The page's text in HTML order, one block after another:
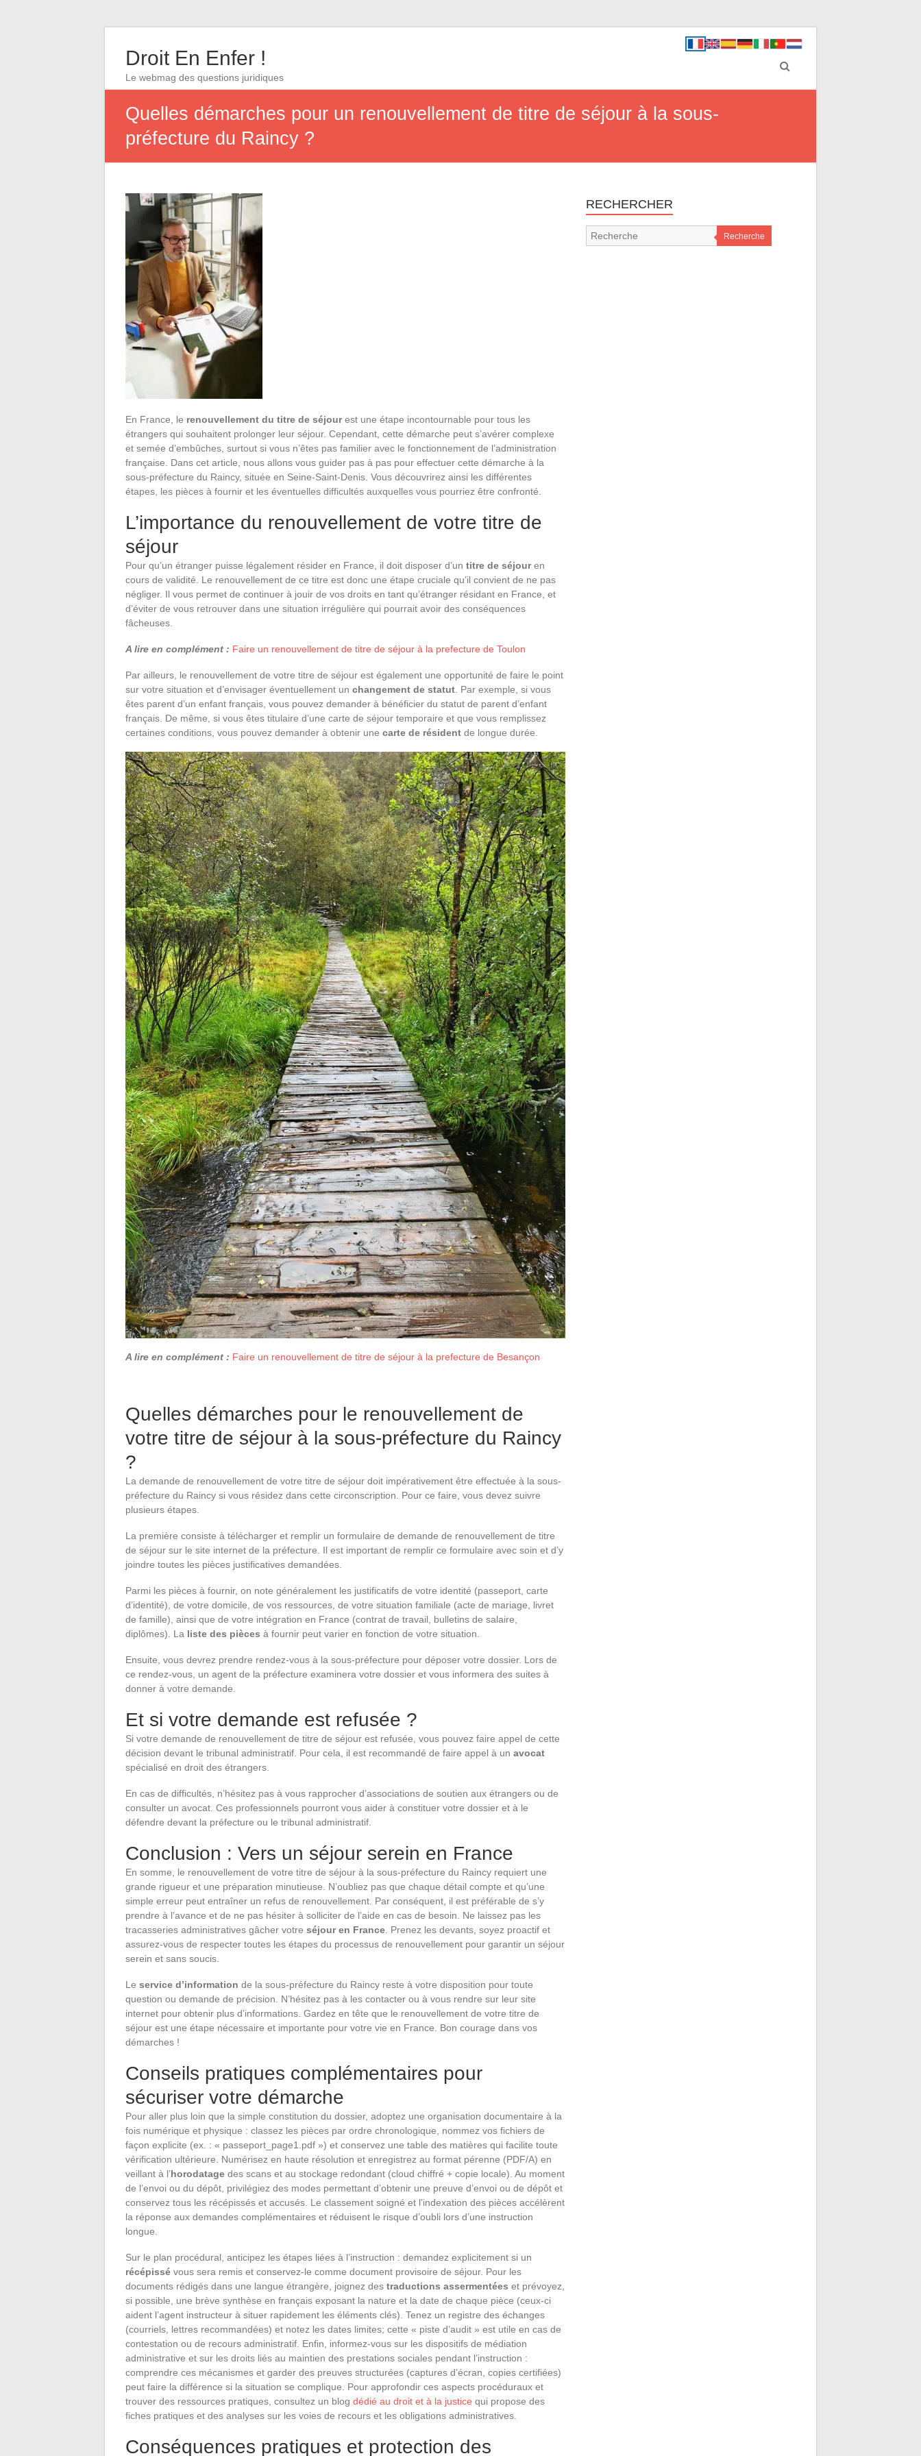
Droit En Enfer !
Le webmag des questions juridiques
Quelles démarches pour un renouvellement de titre de séjour à la sous-
préfecture du Raincy ?
En France, le renouvellement du titre de séjourest une étape incontournable pour tous les
étrangers qui souhaitent prolonger leur séjour. Cependant, cette démarche peut s’avérer complexe
et semée d’embûches, surtout si vous n’êtes pas familier avec le fonctionnement de l’administration
française. Dans cet article, nous allons vous guider pas à pas pour effectuer cette démarche à la
sous-préfecture du Raincy, située en Seine-Saint-Denis. Vous découvrirez ainsi les différentes
étapes, les pièces à fournir et les éventuelles difficultés auxquelles vous pourriez être confronté.
L’importance du renouvellement de votre titre de
séjour
Pour qu’un étranger puisse légalement résider en France, il doit disposer d’un titre de séjouren
cours de validité. Le renouvellement de ce titre est donc une étape cruciale qu’il convient de ne pas
négliger. Il vous permet de continuer à jouir de vos droits en tant qu’étranger résidant en France, et
d’éviter de vous retrouver dans une situation irrégulière qui pourrait avoir des conséquences
fâcheuses.
A lire en complément : Faire un renouvellement de titre de séjour à la prefecture de Toulon
Par ailleurs, le renouvellement de votre titre de séjour est également une opportunité de faire le point
sur votre situation et d’envisager éventuellement un changement de statut . Par exemple, si vous
êtes parent d’un enfant français, vous pouvez demander à bénéficier du statut de parent d’enfant
français. De même, si vous êtes titulaire d’une carte de séjour temporaire et que vous remplissez
certaines conditions, vous pouvez demander à obtenir une carte de résident de longue durée.
A lire en complément : Faire un renouvellement de titre de séjour à la prefecture de Besançon
Quelles démarches pour le renouvellement de
votre titre de séjour à la sous-préfecture du Raincy
?
La demande de renouvellement de votre titre de séjour doit impérativement être effectuée à la sous-
préfecture du Raincy si vous résidez dans cette circonscription. Pour ce faire, vous devez suivre
plusieurs étapes.
La première consiste à télécharger et remplir un formulaire de demande de renouvellement de titre
de séjour sur le site internet de la préfecture. Il est important de remplir ce formulaire avec soin et d’y
joindre toutes les pièces justificatives demandées.
Parmi les pièces à fournir, on note généralement les justificatifs de votre identité (passeport, carte
d’identité), de votre domicile, de vos ressources, de votre situation familiale (acte de mariage, livret
de famille), ainsi que de votre intégration en France (contrat de travail, bulletins de salaire,
diplômes). La liste des pièces à fournir peut varier en fonction de votre situation.
Ensuite, vous devrez prendre rendez-vous à la sous-préfecture pour déposer votre dossier. Lors de
ce rendez-vous, un agent de la préfecture examinera votre dossier et vous informera des suites à
donner à votre demande.
Et si votre demande est refusée ?
Si votre demande de renouvellement de titre de séjour est refusée, vous pouvez faire appel de cette
décision devant le tribunal administratif. Pour cela, il est recommandé de faire appel à un avocat
spécialisé en droit des étrangers.
En cas de difficultés, n’hésitez pas à vous rapprocher d’associations de soutien aux étrangers ou de
consulter un avocat. Ces professionnels pourront vous aider à constituer votre dossier et à le
défendre devant la préfecture ou le tribunal administratif.
Conclusion : Vers un séjour serein en France
En somme, le renouvellement de votre titre de séjour à la sous-préfecture du Raincy requiert une
grande rigueur et une préparation minutieuse. N’oubliez pas que chaque détail compte et qu’une
simple erreur peut entraîner un refus de renouvellement. Par conséquent, il est préférable de s’y
prendre à l’avance et de ne pas hésiter à solliciter de l’aide en cas de besoin. Ne laissez pas les
tracasseries administratives gâcher votre séjour en France . Prenez les devants, soyez proactif et
assurez-vous de respecter toutes les étapes du processus de renouvellement pour garantir un séjour
serein et sans soucis.
Le service d’information de la sous-préfecture du Raincy reste à votre disposition pour toute
question ou demande de précision. N’hésitez pas à les contacter ou à vous rendre sur leur site
internet pour obtenir plus d’informations. Gardez en tête que le renouvellement de votre titre de
séjour est une étape nécessaire et importante pour votre vie en France. Bon courage dans vos
démarches !
Conseils pratiques complémentaires pour
sécuriser votre démarche
Pour aller plus loin que la simple constitution du dossier, adoptez une organisation documentaire à la
fois numérique et physique : classez les pièces par ordre chronologique, nommez vos fichiers de
façon explicite (ex. : « passeport_page1.pdf ») et conservez une table des matières qui facilite toute
vérification ultérieure. Numérisez en haute résolution et enregistrez au format pérenne (PDF/A) en
veillant à l’horodatage des scans et au stockage redondant (cloud chiffré + copie locale). Au moment
de l’envoi ou du dépôt, privilégiez des modes permettant d’obtenir une preuve d’envoi ou de dépôt et
conservez tous les récépissés et accusés. Le classement soigné et l’indexation des pièces accélèrent
la réponse aux demandes complémentaires et réduisent le risque d’oubli lors d’une instruction
longue.
Sur le plan procédural, anticipez les étapes liées à l’instruction : demandez explicitement si un
récépissé vous sera remis et conservez-le comme document provisoire de séjour. Pour les
documents rédigés dans une langue étrangère, joignez des traductions assermentées et prévoyez,
si possible, une brève synthèse en français exposant la nature et la date de chaque pièce (ceux-ci
aident l’agent instructeur à situer rapidement les éléments clés). Tenez un registre des échanges
(courriels, lettres recommandées) et notez les dates limites; cette « piste d’audit » est utile en cas de
contestation ou de recours administratif. Enfin, informez-vous sur les dispositifs de médiation
administrative et sur les droits liés au maintien des prestations sociales pendant l’instruction :
comprendre ces mécanismes et garder des preuves structurées (captures d’écran, copies certifiées)
peut faire la différence si la situation se complique. Pour approfondir ces aspects procéduraux et
trouver des ressources pratiques, consultez un blog dédié au droit et à la justice qui propose des
fiches pratiques et des analyses sur les voies de recours et les obligations administratives.
Conséquences pratiques et protection des
RECHERCHER
Recherche